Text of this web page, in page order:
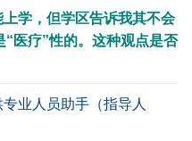
学，但学区告诉我其不会
医疗”性的。这种观点是否
业人员助手（指导人